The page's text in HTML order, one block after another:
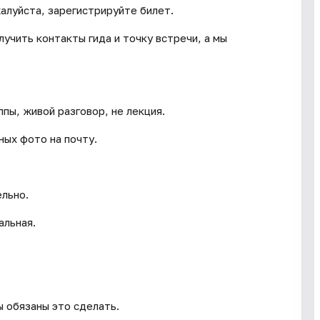
зарегистрируйте билет.
контакты гида и точку встречи, а мы
живой разговор, не лекция.
фото на почту.
это сделать.